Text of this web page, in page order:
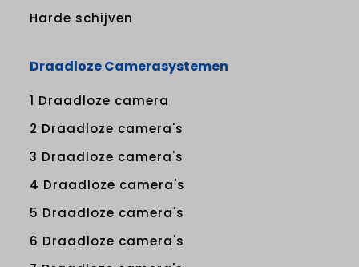
Harde schijven
Draadloze Camerasystemen
1 Draadloze camera
2 Draadloze camera's
3 Draadloze camera's
4 Draadloze camera's
5 Draadloze camera's
6 Draadloze camera's